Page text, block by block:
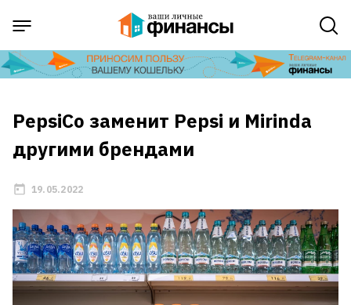
PepsiCo заменит Pepsi и Mirinda
другими брендами
19.05.2022